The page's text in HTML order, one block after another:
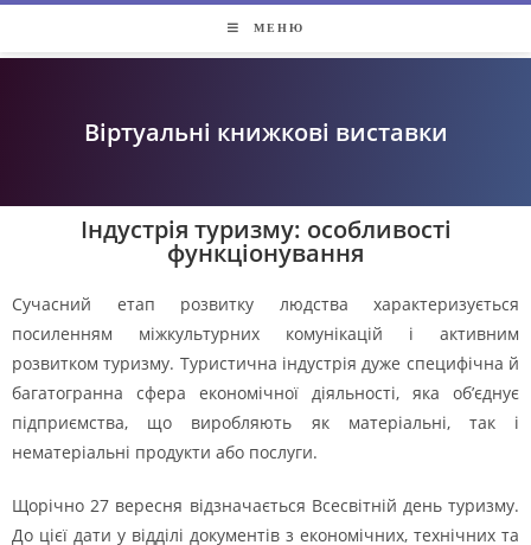
МЕНЮ
Віртуальні книжкові виставки
Індустрія туризму: особливості
функціонування
Сучасний етап розвитку людства характеризується
посиленням міжкультурних комунікацій і активним
розвитком туризму. Туристична індустрія дуже специфічна й
багатогранна сфера економічної діяльності, яка об’єднує
підприємства, що виробляють як матеріальні, так і
нематеріальні продукти або послуги.
Щорічно 27 вересня відзначається Всесвітній день туризму.
До цієї дати у відділі документів з економічних, технічних та